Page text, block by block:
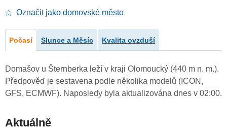
Označit jako domovské město
Počasí Slunce a Měsíc Kvalita ovzduší
Domašov u Šternberka leží v kraji Olomoucký (440 m n. m.).
Předpověď je sestavena podle několika modelů (ICON,
GFS, ECMWF). Naposledy byla aktualizována dnes v 02:00.
Aktuálně